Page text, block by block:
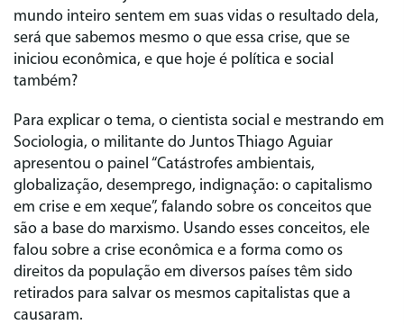
mundo inteiro sentem em suas vidas o resultado dela,
será que sabemos mesmo o que essa crise, que se
iniciou econômica, e que hoje é política e social
também?
Para explicar o tema, o cientista social e mestrando em
Sociologia, o militante do Juntos Thiago Aguiar
apresentou o painel “Catástrofes ambientais,
globalização, desemprego, indignação: o capitalismo
em crise e em xeque”, falando sobre os conceitos que
são a base do marxismo. Usando esses conceitos, ele
falou sobre a crise econômica e a forma como os
direitos da população em diversos países têm sido
retirados para salvar os mesmos capitalistas que a
causaram.